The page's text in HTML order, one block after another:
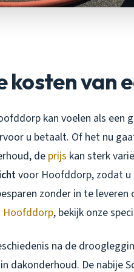
kosten van
kan voelen als een
u betaalt. Of het nu
de prijs kan sterk
voor Hoofddorp, zodat
zonder in te
Hoofddorp, bekijk onze
na de
dakonderhoud. De nabije